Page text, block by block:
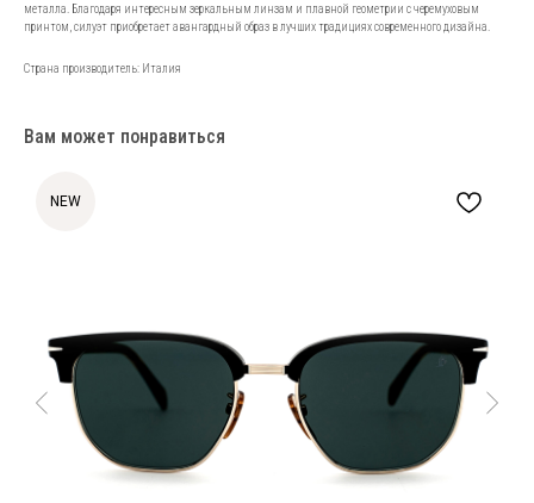
металла. Благодаря интересным зеркальным линзам и плавной геометрии с черемуховым
принтом, силуэт приобретает авангардный образ в лучших традициях современного дизайна.
Страна производитель: Италия
Вам может понравиться
NEW